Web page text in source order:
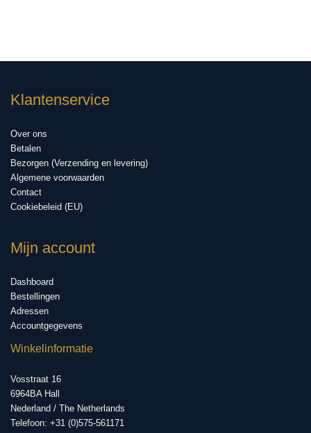
Klantenservice
Over ons
Betalen
Bezorgen (Verzending en levering)
Algemene voorwaarden
Contact
Cookiebeleid (EU)
Mijn account
Dashboard
Bestellingen
Adressen
Accountgegevens
Winkelinformatie
Vosstraat 16
6964BA Hall
Nederland / The Netherlands
Telefoon: +31 (0)575-561171